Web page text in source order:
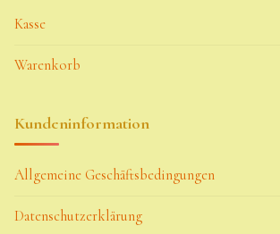
Kasse
Warenkorb
Kundeninformation
Allgemeine Geschäftsbedingungen
Datenschutzerklärung